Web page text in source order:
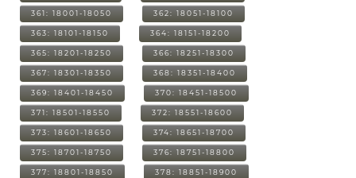
361: 18001-18050 362: 18051-18100
363: 18101-18150 364: 18151-18200
365: 18201-18250 366: 18251-18300
367: 18301-18350 368: 18351-18400
369: 18401-18450 370: 18451-18500
371: 18501-18550 372: 18551-18600
373: 18601-18650 374: 18651-18700
375: 18701-18750 376: 18751-18800
377: 18801-18850 378: 18851-18900